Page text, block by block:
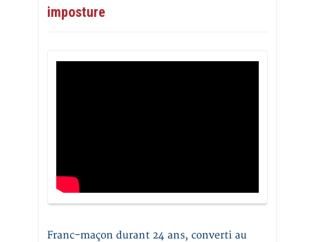
imposture
Franc-maçon durant 24 ans, converti au